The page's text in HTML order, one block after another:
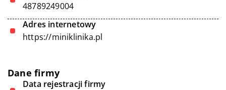
48789249004
Adres internetowy
https://miniklinika.pl
Dane firmy
Data rejestracji firmy